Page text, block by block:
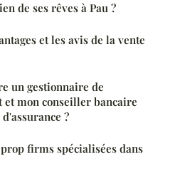
de ses rêves à Pau ?
et les avis de la vente
un gestionnaire de
mon conseiller bancaire
?
firms spécialisées dans